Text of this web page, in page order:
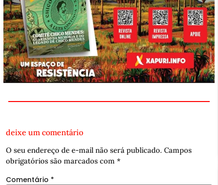
deixe um comentário
O seu endereço de e-mail não será publicado. Campos
obrigatórios são marcados com *
Comentário *